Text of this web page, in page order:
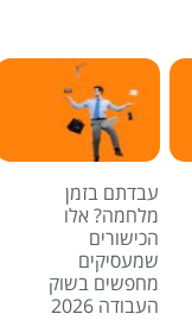
עבדתם בזמן
מלחמה? אלו
הכישורים
שמעסיקים
מחפשים בשוק
העבודה 2026